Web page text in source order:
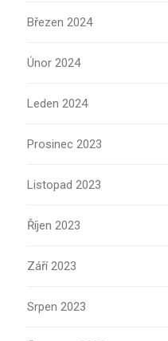
Březen 2024
Únor 2024
Leden 2024
Prosinec 2023
Listopad 2023
Říjen 2023
Září 2023
Srpen 2023